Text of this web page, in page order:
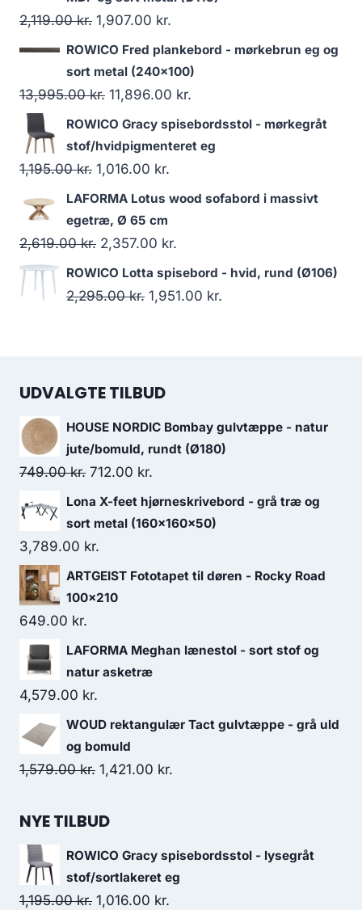
2,119.00kr. 1,907.00 kr.
ROWICO Fred plankebord - mørkebrun eg og
sort metal (240x100)
13,995.00kr. 11,896.00 kr.
ROWICO Gracy spisebordsstol - mørkegråt
stof/hvidpigmenteret eg
1,195.00kr. 1,016.00 kr.
LAFORMA Lotus wood sofabord i massivt
egetræ, Ø 65 cm
2,619.00kr. 2,357.00 kr.
ROWICO Lotta spisebord - hvid, rund (Ø106)
2,295.00kr. 1,951.00 kr.
UDVALGTE TILBUD
HOUSE NORDIC Bombay gulvtæppe - natur
jute/bomuld, rundt (Ø180)
749.00kr. 712.00 kr.
Lona X-feet hjørneskrivebord - grå træ og
sort metal (160x160x50)
3,789.00 kr.
ARTGEIST Fototapet til døren - Rocky Road
100x210
649.00 kr.
LAFORMA Meghan lænestol - sort stof og
natur asketræ
4,579.00 kr.
WOUD rektangulær Tact gulvtæppe - grå uld
og bomuld
1,579.00kr. 1,421.00 kr.
NYE TILBUD
ROWICO Gracy spisebordsstol - lysegråt
stof/sortlakeret eg
1,195.00kr. 1,016.00 kr.